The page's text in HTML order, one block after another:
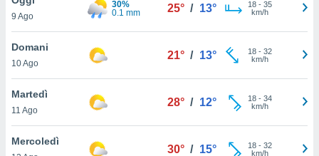
è
al sito
di
ci
di
il
9 Ago
30%
0.1 mm
25° / 13° 18- 35
km/h
Domani
10 Ago
21° / 13° 18- 32
km/h
Martedì
11 Ago
28° / 12° 18- 34
km/h
Mercoledì
30° / 15° 18- 32
km/h